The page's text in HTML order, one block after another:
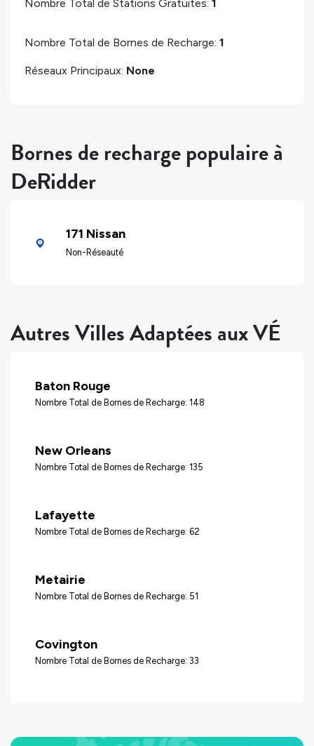
Nombre Total de Stations Gratuites: 1
Nombre Total de Bornes de Recharge: 1
Réseaux Principaux: None
Bornes de recharge populaire à
DeRidder
171 Nissan
Non-Réseauté
Autres Villes Adaptées aux VÉ
Baton Rouge
Nombre Total de Bornes de Recharge: 148
New Orleans
Nombre Total de Bornes de Recharge: 135
Lafayette
Nombre Total de Bornes de Recharge: 62
Metairie
Nombre Total de Bornes de Recharge: 51
Covington
Nombre Total de Bornes de Recharge: 33